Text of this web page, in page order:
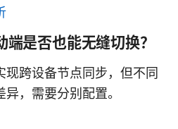
是否也能无缝切换？
现跨设备节点同步，但不同
，需要分别配置。